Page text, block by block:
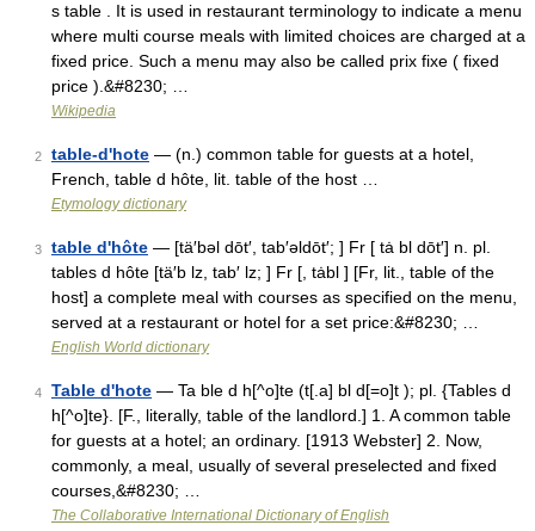
s table . It is used in restaurant terminology to indicate a menu
where multi course meals with limited choices are charged at a
fixed price. Such a menu may also be called prix fixe ( fixed
price ).&#8230; …
Wikipedia
2 table-d'hote — (n.) common table for guests at a hotel,
French, table d hôte, lit. table of the host …
Etymology dictionary
3 table d'hôte — [tä′bəl dōt′, tab′əldōt′; ] Fr [ tȧ bl dōt′] n. pl.
tables d hôte [tä′b lz, tab′ lz; ] Fr [, tȧbl ] [Fr, lit., table of the
host] a complete meal with courses as specified on the menu,
served at a restaurant or hotel for a set price:&#8230; …
English World dictionary
4 Table d'hote — Ta ble d h[^o]te (t[.a] bl d[=o]t ); pl. {Tables d
h[^o]te}. [F., literally, table of the landlord.] 1. A common table
for guests at a hotel; an ordinary. [1913 Webster] 2. Now,
commonly, a meal, usually of several preselected and fixed
courses,&#8230; …
The Collaborative International Dictionary of English